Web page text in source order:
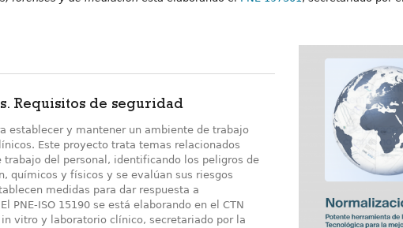
Requisitos de seguridad
establecer y mantener un ambiente de trabajo
Este proyecto trata temas relacionados
trabajo del personal, identificando los peligros de
químicos y físicos y se evalúan sus riesgos
medidas para dar respuesta a
PNE-ISO 15190 se está elaborando en el CTN
vitro y laboratorio clínico, secretariado por la